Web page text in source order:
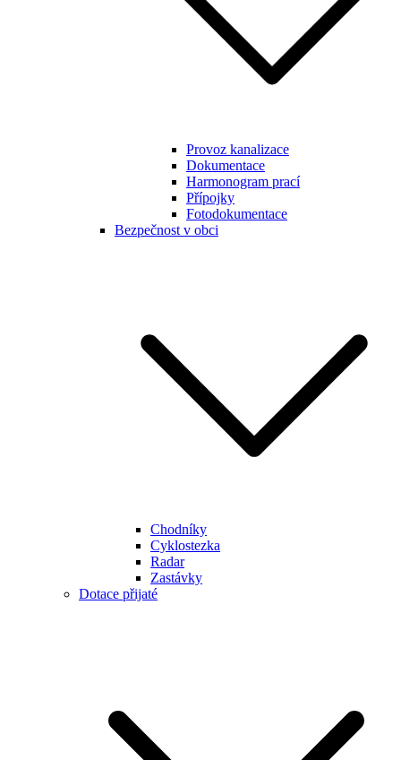
Provoz kanalizace
Dokumentace
Harmonogram prací
Přípojky
Fotodokumentace
Bezpečnost v obci
Chodníky
Cyklostezka
Radar
Zastávky
Dotace přijaté